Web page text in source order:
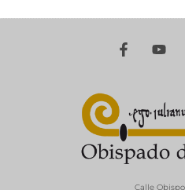
Calle Obispo